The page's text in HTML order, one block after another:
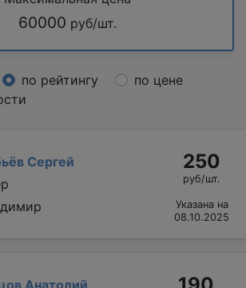
60000 руб/шт.
по рейтингу
по цене
Сергей
250
руб/шт.
Указана на
08.10.2025
Анатолий